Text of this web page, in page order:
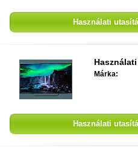
Használati
Márka:
Használati